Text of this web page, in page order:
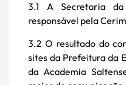
3.1 A Secretaria
responsável pela
3.2 O resultado do
sites da Prefeitura da
da Academia